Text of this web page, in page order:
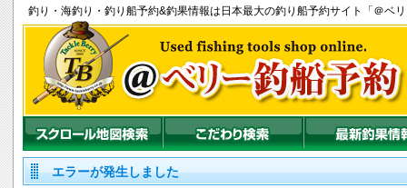
釣り ・ 海釣り ・ 釣り船予約&釣果情報は日本最大の釣り船予約サイト「＠ベ
エラーが発生しました